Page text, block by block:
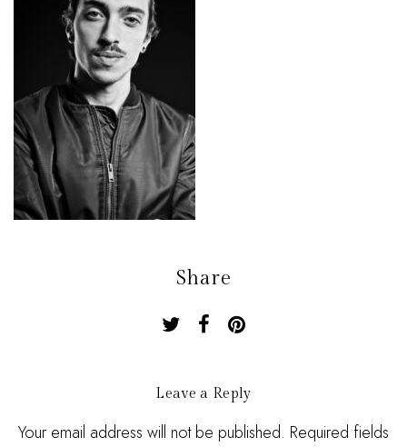
Share
Leave a Reply
Your email address will not be published. Required fields